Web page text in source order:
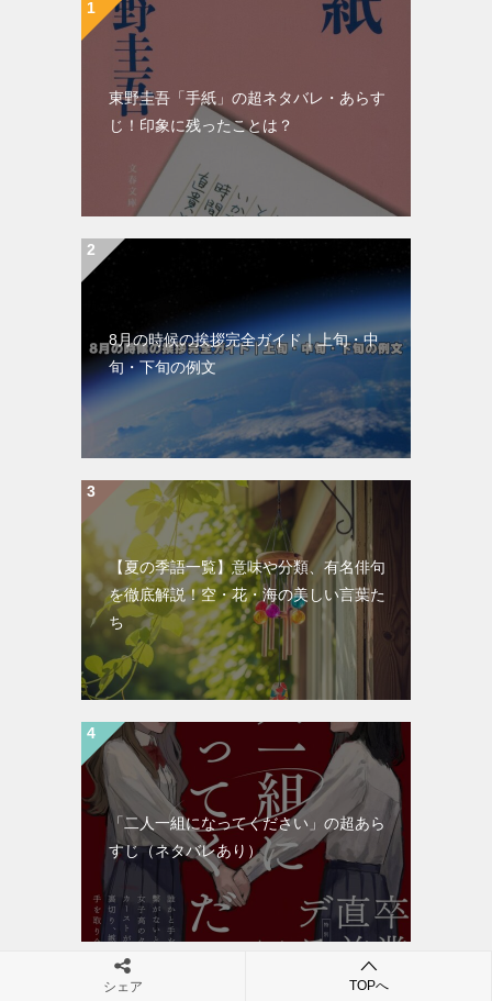
東野圭吾「手紙」の超ネタバレ・あらす
じ！印象に残ったことは？
8月の時候の挨拶完全ガイド｜上旬・中
旬・下旬の例文
【夏の季語一覧】意味や分類、有名俳句
を徹底解説！空・花・海の美しい言葉た
ち
「二人一組になってください」の超あら
すじ（ネタバレあり）
シェア TOPへ